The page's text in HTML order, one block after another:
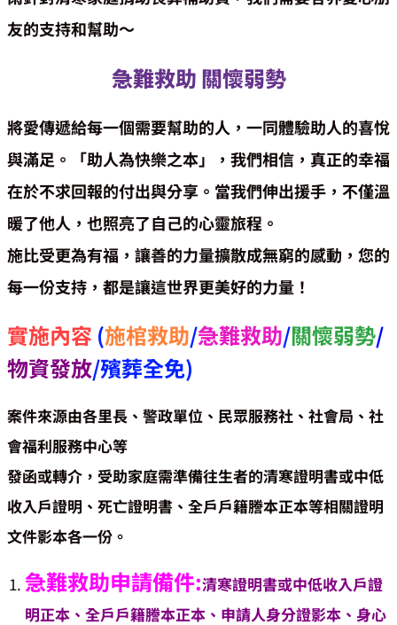
友的支持和幫助～
急難救助 關懷弱勢
將愛傳遞給每一個需要幫助的人，一同體驗助人的喜悅
與滿足。「助人為快樂之本」，我們相信，真正的幸福
在於不求回報的付出與分享。當我們伸出援手，不僅溫
暖了他人，也照亮了自己的心靈旅程。
施比受更為有福，讓善的力量擴散成無窮的感動，您的
每一份支持，都是讓這世界更美好的力量！
實施內容 (施棺救助/急難救助/關懷弱勢/
物資發放/殯葬全免)
案件來源由各里長、警政單位、民眾服務社、社會局、社
會福利服務中心等
發函或轉介，受助家庭需準備往生者的清寒證明書或中低
收入戶證明、死亡證明書、全戶戶籍謄本正本等相關證明
文件影本各一份。
急難救助申請備件:清寒證明書或中低收入戶證
明正本、全戶戶籍謄本正本、申請人身分證影本、身心